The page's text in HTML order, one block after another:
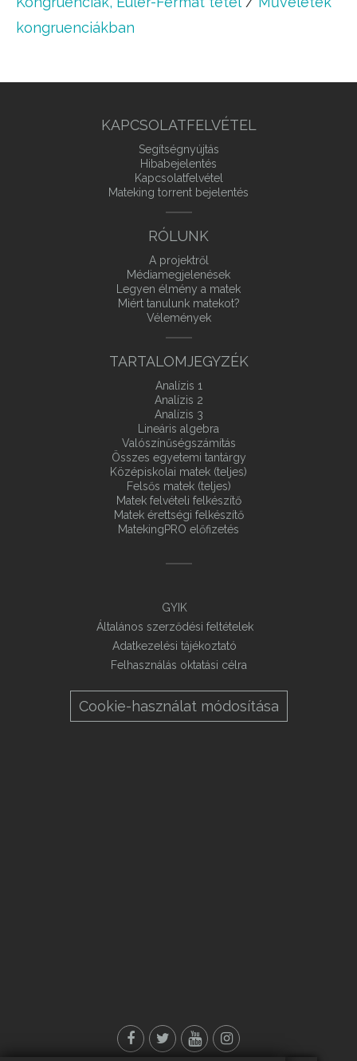
kongruenciákban
KAPCSOLATFELVÉTEL
Segítségnyújtás
Hibabejelentés
Kapcsolatfelvétel
Mateking torrent bejelentés
RÓLUNK
A projektről
Médiamegjelenések
Legyen élmény a matek
Miért tanulunk matekot?
Vélemények
TARTALOMJEGYZÉK
Analízis 1
Analízis 2
Analízis 3
Lineáris algebra
Valószínűségszámítás
Összes egyetemi tantárgy
Középiskolai matek (teljes)
Felsős matek (teljes)
Matek felvételi felkészítő
Matek érettségi felkészítő
MatekingPRO előfizetés
GYIK
Általános szerződési feltételek
Adatkezelési tájékoztató
Felhasználás oktatási célra
Cookie-használat módosítása